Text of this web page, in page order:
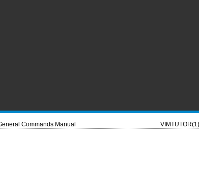
Commands Manual VIMTUTOR(1)